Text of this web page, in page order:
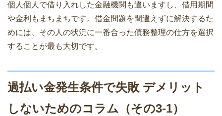
個人個人で借り入れした金融機関も違いますし、借用期間
や金利もまちまちです。借金問題を間違えずに解決するた
めには、その人の状況に一番合った債務整理の仕方を選択
することが最も大切です。
過払い金発生条件で失敗 デメリット
しないためのコラム（その3-1）